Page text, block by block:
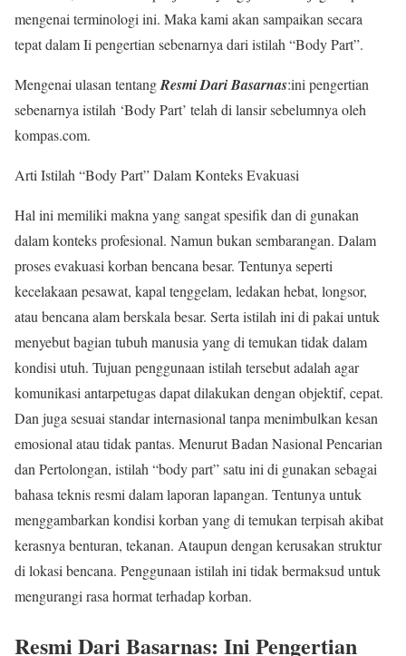
mengenai terminologi ini. Maka kami akan sampaikan secara
tepat dalam Ii pengertian sebenarnya dari istilah “Body Part”.
Mengenai ulasan tentangResmi Dari Basarnas:ini pengertian
sebenarnya istilah ‘Body Part’ telah di lansir sebelumnya oleh
kompas.com.
Arti Istilah “Body Part” Dalam Konteks Evakuasi
Hal ini memiliki makna yang sangat spesifik dan di gunakan
dalam konteks profesional. Namun bukan sembarangan. Dalam
proses evakuasi korban bencana besar. Tentunya seperti
kecelakaan pesawat, kapal tenggelam, ledakan hebat, longsor,
atau bencana alam berskala besar. Serta istilah ini di pakai untuk
menyebut bagian tubuh manusia yang di temukan tidak dalam
kondisi utuh. Tujuan penggunaan istilah tersebut adalah agar
komunikasi antarpetugas dapat dilakukan dengan objektif, cepat.
Dan juga sesuai standar internasional tanpa menimbulkan kesan
emosional atau tidak pantas. Menurut Badan Nasional Pencarian
dan Pertolongan, istilah “body part” satu ini di gunakan sebagai
bahasa teknis resmi dalam laporan lapangan. Tentunya untuk
menggambarkan kondisi korban yang di temukan terpisah akibat
kerasnya benturan, tekanan. Ataupun dengan kerusakan struktur
di lokasi bencana. Penggunaan istilah ini tidak bermaksud untuk
mengurangi rasa hormat terhadap korban.
Resmi Dari Basarnas: Ini Pengertian